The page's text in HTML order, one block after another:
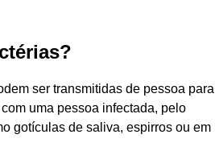
ser transmitidas de pessoa para
uma pessoa infectada, pelo
gotículas de saliva, espirros ou em